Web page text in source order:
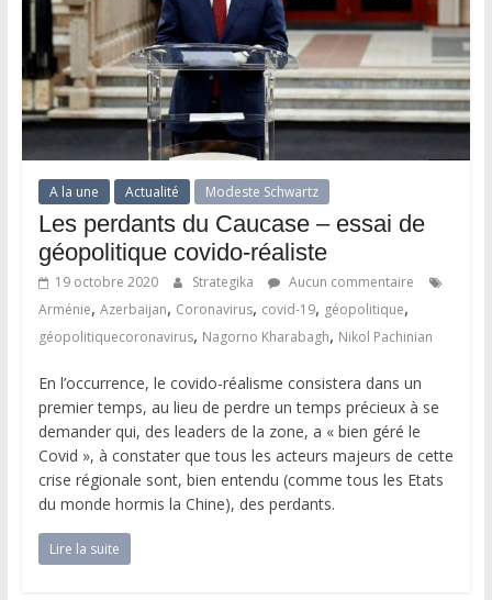
A la une Actualité Modeste Schwartz
Les perdants du Caucase – essai de
géopolitique covido-réaliste
19 octobre 2020 Strategika
Aucun commentaire
Arménie, Azerbaijan, Coronavirus, covid-19, géopolitique,
géopolitiquecoronavirus, Nagorno Kharabagh, Nikol Pachinian
En l’occurrence, le covido-réalisme consistera dans un
premier temps, au lieu de perdre un temps précieux à se
demander qui, des leaders de la zone, a « bien géré le
Covid », à constater que tous les acteurs majeurs de cette
crise régionale sont, bien entendu (comme tous les Etats
du monde hormis la Chine), des perdants.
Lire la suite